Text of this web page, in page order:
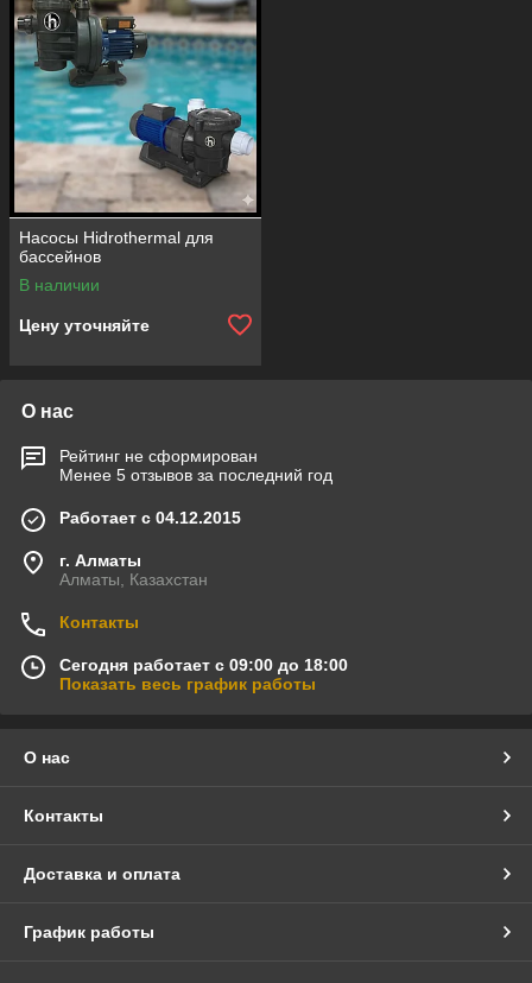
Насосы Hidrothermal для
бассейнов
В наличии
Цену уточняйте
О нас
Рейтинг не сформирован
Менее 5 отзывов за последний год
Работает с 04.12.2015
г. Алматы
Алматы, Казахстан
Контакты
Сегодня работает с 09:00 до 18:00
Показать весь график работы
О нас
Контакты
Доставка и оплата
График работы